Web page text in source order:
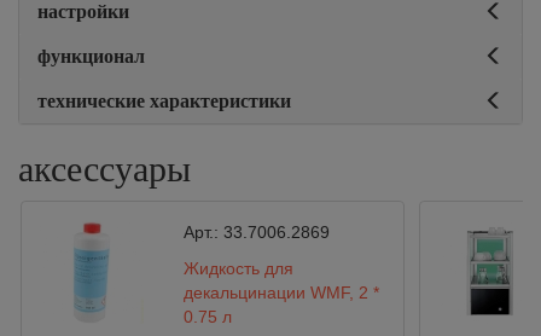
настройки
функционал
технические характеристики
аксессуары
Арт.:33.7006.2869
Жидкость для
декальцинации WMF, 2 *
0,75 л